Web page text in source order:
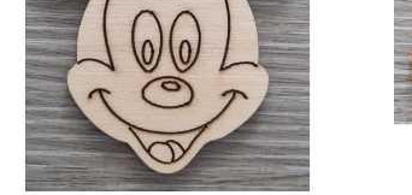
ΠΡΟΣΘΗΚΗ ΣΤΟ ΚΑΛΑΘΙ
ΛΕΠΤΟΜΕΡΕΙΕΣ